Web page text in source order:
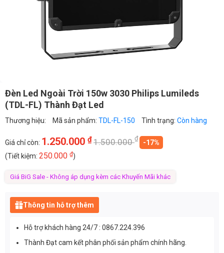
Đèn Led Ngoài Trời 150w 3030 Philips Lumileds
(TDL-FL) Thành Đạt Led
Thương hiệu: Mã sản phẩm: TDL-FL-150 Tình trạng: Còn hàng
Giá chỉ còn: 1.250.000 ₫1.500.000₫
-17%
(Tiết kiệm: 250.000 ₫)
Giá BiG Sale - Không áp dụng kèm các Khuyến Mãi khác
Thông tin hỗ trợ thêm
Hỗ trợ khách hàng 24/7 : 0867.224.396
Thành Đạt cam kết phân phối sản phẩm chính hãng.